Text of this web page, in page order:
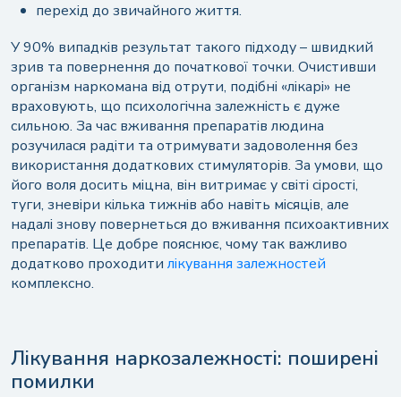
перехід до звичайного життя.
У 90% випадків результат такого підходу – швидкий
зрив та повернення до початкової точки. Очистивши
організм наркомана від отрути, подібні «лікарі» не
враховують, що психологічна залежність є дуже
сильною. За час вживання препаратів людина
розучилася радіти та отримувати задоволення без
використання додаткових стимуляторів. За умови, що
його воля досить міцна, він витримає у світі сірості,
туги, зневіри кілька тижнів або навіть місяців, але
надалі знову повернеться до вживання психоактивних
препаратів. Це добре пояснює, чому так важливо
додатково проходити лікування залежностей
комплексно.
Лікування наркозалежності: поширені
помилки